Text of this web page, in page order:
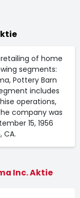
of home
segments:
Pottery Barn
includes
operations,
company was
15, 1956
CA.
Inc. Aktie